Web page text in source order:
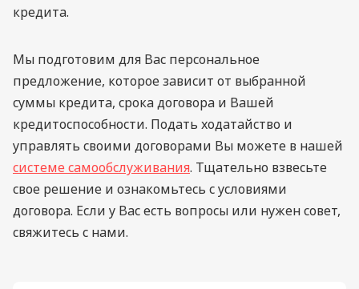
кредита.
Мы подготовим для Вас персональное
предложение, которое зависит от выбранной
суммы кредита, срока договора и Вашей
кредитоспособности. Подать ходатайство и
управлять своими договорами Вы можете в нашей
системе самообслуживания. Тщательно взвесьте
свое решение и ознакомьтесь с условиями
договора. Если у Вас есть вопросы или нужен совет,
свяжитесь с нами.